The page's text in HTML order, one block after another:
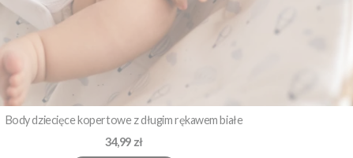
Body dziecięce kopertowe z długim rękawem białe
Cena
34,99 zł